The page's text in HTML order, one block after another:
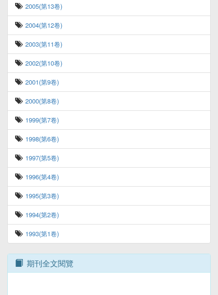
2005(第13卷)
2004(第12卷)
2003(第11卷)
2002(第10卷)
2001(第9卷)
2000(第8卷)
1999(第7卷)
1998(第6卷)
1997(第5卷)
1996(第4卷)
1995(第3卷)
1994(第2卷)
1993(第1卷)
期刊全文閱覽